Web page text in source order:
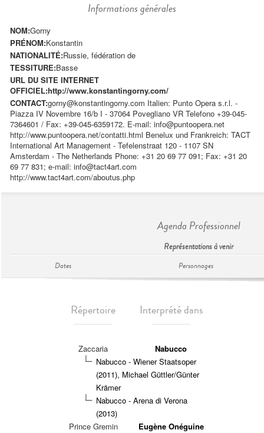
Informations générales
NOM:Gorny
PRÉNOM:Konstantin
NATIONALITÉ:Russie, fédération de
TESSITURE:Basse
URL DU SITE INTERNET
OFFICIEL:http://www.konstantingorny.com/
CONTACT:gorny@konstantingorny.com Italien: Punto Opera s.r.l. -
Piazza IV Novembre 16/b I - 37064 Povegliano VR Telefono +39-045-
7364601 / Fax: +39-045-6359172. E-mail: info@puntoopera.net
http://www.puntoopera.net/contatti.html Benelux und Frankreich: TACT
International Art Management - Tefelenstraat 120 - 1107 SN
Amsterdam - The Netherlands Phone: +31 20 69 77 091; Fax: +31 20
69 77 831; e-mail: info@tact4art.com
http://www.tact4art.com/aboutus.php
Agenda Professionnel
Représentations à venir
Dates Personnages
Répertoire Interprété dans
Zaccaria
Nabucco
Nabucco - Wiener Staatsoper
(2011), Michael Güttler/Günter
Krämer
Nabucco - Arena di Verona
(2013)
Prince Gremin
Eugène Onéguine